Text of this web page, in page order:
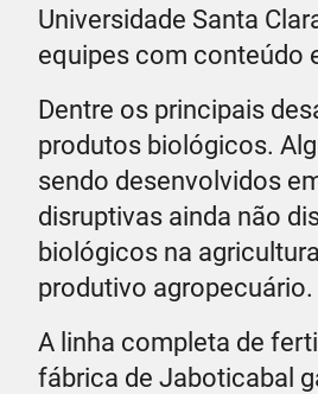
Universidade Santa
equipes com conteúdo
Dentre os principais
produtos biológicos.
sendo desenvolvidos
disruptivas ainda não
biológicos na
produtivo agropecuário.
A linha completa de
fábrica de Jaboticabal